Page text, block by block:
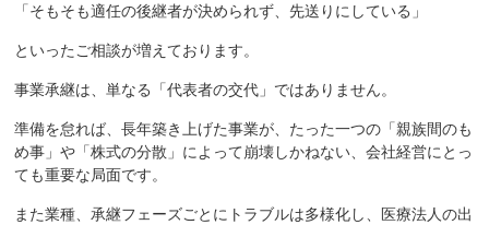
「そもそも適任の後継者が決められず、先送りにしている」
といったご相談が増えております。
事業承継は、単なる「代表者の交代」ではありません。
準備を怠れば、長年築き上げた事業が、たった一つの「親族間のも
め事」や「株式の分散」によって崩壊しかねない、会社経営にとっ
ても重要な局面です。
また業種、承継フェーズごとにトラブルは多様化し、医療法人の出